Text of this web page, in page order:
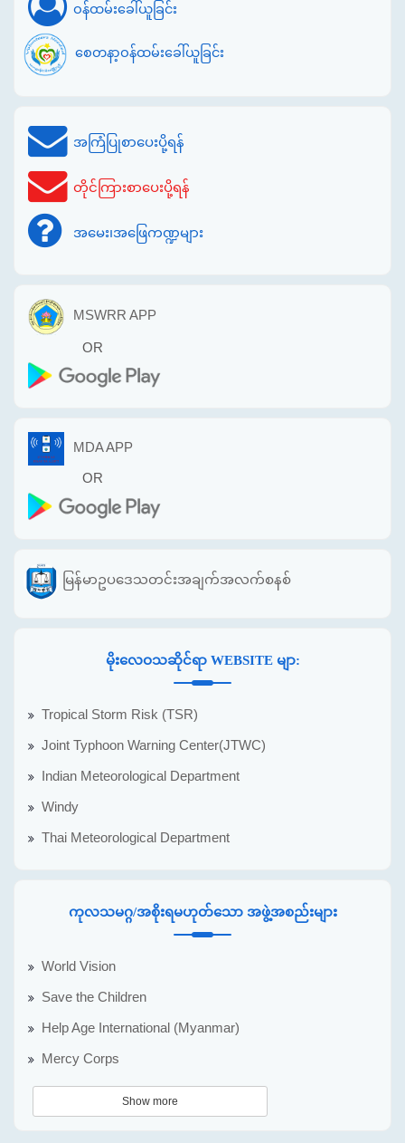
ဝန်ထမ်းခေါ်ယူခြင်း
စေတနာ့ဝန်ထမ်းခေါ်ယူခြင်း
အကြံပြုစာပေးပို့ရန်
တိုင်ကြားစာပေးပို့ရန်
အမေး၊အဖြေကဏ္ဍများ
MSWRR APP
OR
MDA APP
OR
မြန်မာဥပဒေသတင်းအချက်အလက်စနစ်
မိုးလေဝသဆိုင်ရာ WEBSITE မျာ:
Tropical Storm Risk (TSR)
Joint Typhoon Warning Center(JTWC)
Indian Meteorological Department
Windy
Thai Meteorological Department
ကုလသမဂ္ဂ/အစိုးရမဟုတ်သော အဖွဲ့အစည်းများ
World Vision
Save the Children
Help Age International (Myanmar)
Mercy Corps
Show more